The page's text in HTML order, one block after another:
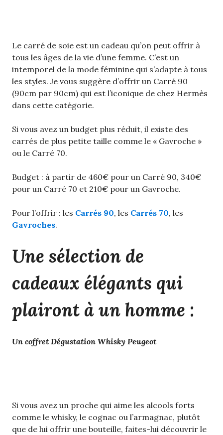
Le carré de soie est un cadeau qu’on peut offrir à
tous les âges de la vie d’une femme. C’est un
intemporel de la mode féminine qui s’adapte à tous
les styles. Je vous suggère d’offrir un Carré 90
(90cm par 90cm) qui est l’iconique de chez Hermès
dans cette catégorie.
Si vous avez un budget plus réduit, il existe des
carrés de plus petite taille comme le « Gavroche »
ou le Carré 70.
Budget : à partir de 460€ pour un Carré 90, 340€
pour un Carré 70 et 210€ pour un Gavroche.
Pour l’offrir : les Carrés 90, les Carrés 70, les
Gavroches.
Une sélection de
cadeaux élégants qui
plairont à un homme :
Un coffret Dégustation Whisky Peugeot
Si vous avez un proche qui aime les alcools forts
comme le whisky, le cognac ou l’armagnac, plutôt
que de lui offrir une bouteille, faites-lui découvrir le